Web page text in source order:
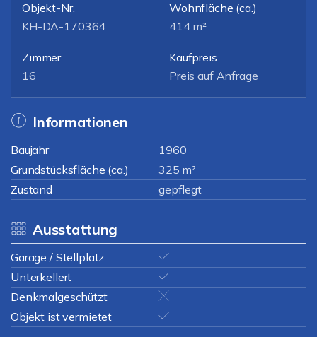
Objekt-Nr.
KH-DA-170364
Wohnfläche (ca.)
414 m²
Zimmer
16
Kaufpreis
Preis auf Anfrage
Informationen
Baujahr
1960
Grundstücksfläche (ca.)
325 m²
Zustand
gepflegt
Ausstattung
Garage / Stellplatz
Unterkellert
Denkmalgeschützt
Objekt ist vermietet